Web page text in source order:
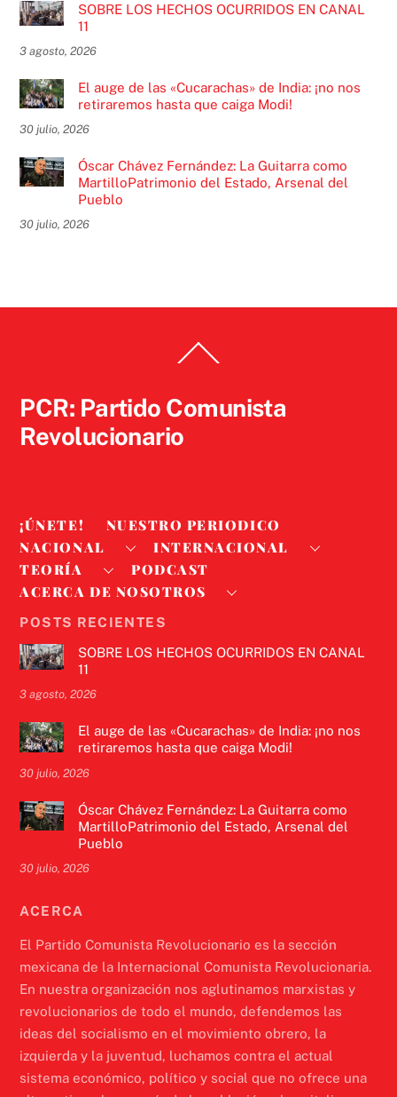
SOBRE LOS HECHOS OCURRIDOS EN CANAL
11
3 agosto, 2026
El auge de las «Cucarachas» de India: ¡no nos
retiraremos hasta que caiga Modi!
30 julio, 2026
Óscar Chávez Fernández: La Guitarra como
MartilloPatrimonio del Estado, Arsenal del
Pueblo
30 julio, 2026
To
PCR: Partido Comunista
Revolucionario
¡ÚNETE!
NUESTRO PERIODICO
NACIONAL
INTERNACIONAL
TEORÍA
PODCAST
ACERCA DE NOSOTROS
POSTS RECIENTES
SOBRE LOS HECHOS OCURRIDOS EN CANAL
11
3 agosto, 2026
El auge de las «Cucarachas» de India: ¡no nos
retiraremos hasta que caiga Modi!
30 julio, 2026
Óscar Chávez Fernández: La Guitarra como
MartilloPatrimonio del Estado, Arsenal del
Pueblo
30 julio, 2026
ACERCA
El Partido Comunista Revolucionario es la sección
mexicana de la Internacional Comunista Revolucionaria.
En nuestra organización nos aglutinamos marxistas y
revolucionarios de todo el mundo, defendemos las
ideas del socialismo en el movimiento obrero, la
izquierda y la juventud, luchamos contra el actual
sistema económico, político y social que no ofrece una